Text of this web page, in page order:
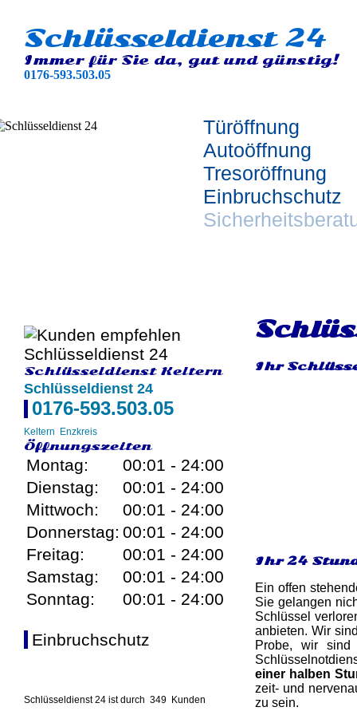
Schlüsseldienst 24
Immer für Sie da, gut und günstig!
0176-593.503.05
Türöffnung
Autoöffnung
Tresoröffnung
Einbruchschutz
Schlüsseldienst Keltern
Schlüsseldienst 24
0176-593.503.05
Keltern Enzkreis
Öffnungszeiten
Montag:
00:01 - 24:00
Dienstag:
00:01 - 24:00
Mittwoch:
00:01 - 24:00
Donnerstag: 00:01 - 24:00
Freitag:
00:01 - 24:00
Samstag:
00:01 - 24:00
Sonntag:
00:01 - 24:00
Einbruchschutz
Schlüsseldienst 24 ist durch 349 Kunden
Ihr
Ihr 24
Ein offen
Sie gelangen
Schlüssel
anbieten. Wir
Probe, wir
einer halben
zeit- und
zu sein.